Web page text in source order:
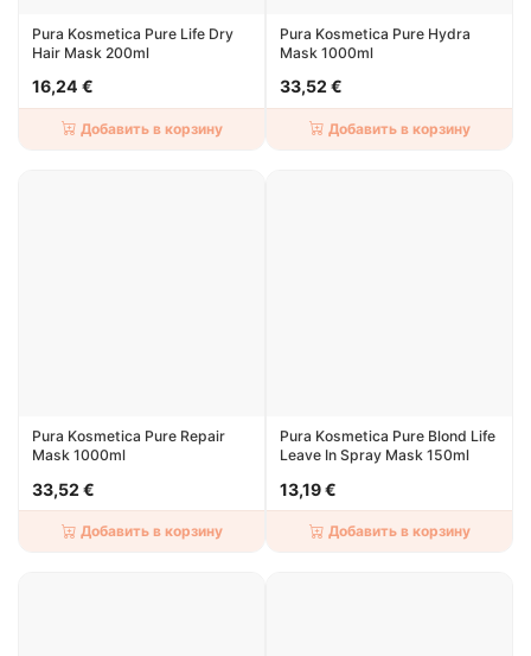
Pura Kosmetica Pure Life Dry
Hair Mask 200ml
16,24 €
Добавить в корзину
Pura Kosmetica Pure Hydra
Mask 1000ml
33,52 €
Добавить в корзину
Pura Kosmetica Pure Repair
Mask 1000ml
33,52 €
Добавить в корзину
Pura Kosmetica Pure Blond Life
Leave In Spray Mask 150ml
13,19 €
Добавить в корзину